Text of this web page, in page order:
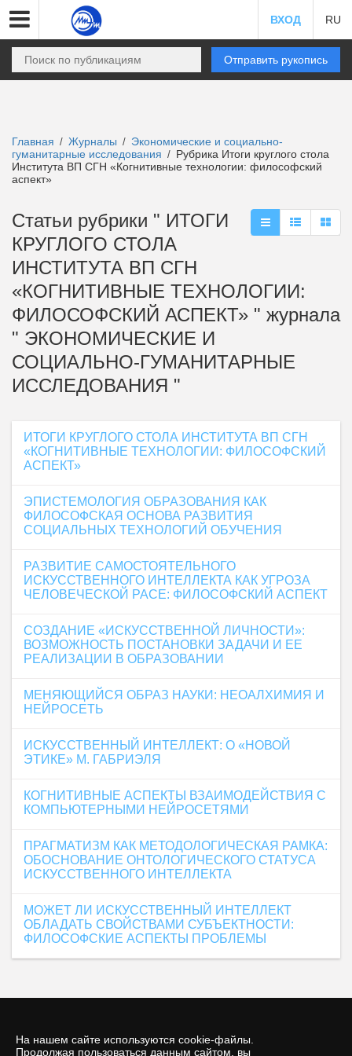
На нашем сайте используются cookie-файлы.
Продолжая пользоваться данным сайтом, вы
ВХОД RU
Отправить рукопись
Главная / Журналы / Экономические и социально-
гуманитарные исследования / Рубрика Итоги круглого стола
Института ВП СГН «Когнитивные технологии: философский
аспект»
Статьи рубрики " ИТОГИ
КРУГЛОГО СТОЛА
ИНСТИТУТА ВП СГН
«КОГНИТИВНЫЕ ТЕХНОЛОГИИ:
ФИЛОСОФСКИЙ АСПЕКТ» " журнала
" ЭКОНОМИЧЕСКИЕ И
СОЦИАЛЬНО-ГУМАНИТАРНЫЕ
ИССЛЕДОВАНИЯ "
ИТОГИ КРУГЛОГО СТОЛА ИНСТИТУТА ВП СГН
«КОГНИТИВНЫЕ ТЕХНОЛОГИИ: ФИЛОСОФСКИЙ
АСПЕКТ»
ЭПИСТЕМОЛОГИЯ ОБРАЗОВАНИЯ КАК
ФИЛОСОФСКАЯ ОСНОВА РАЗВИТИЯ
СОЦИАЛЬНЫХ ТЕХНОЛОГИЙ ОБУЧЕНИЯ
РАЗВИТИЕ САМОСТОЯТЕЛЬНОГО
ИСКУССТВЕННОГО ИНТЕЛЛЕКТА КАК УГРОЗА
ЧЕЛОВЕЧЕСКОЙ РАСЕ: ФИЛОСОФСКИЙ АСПЕКТ
СОЗДАНИЕ «ИСКУССТВЕННОЙ ЛИЧНОСТИ»:
ВОЗМОЖНОСТЬ ПОСТАНОВКИ ЗАДАЧИ И ЕЕ
РЕАЛИЗАЦИИ В ОБРАЗОВАНИИ
МЕНЯЮЩИЙСЯ ОБРАЗ НАУКИ: НЕОАЛХИМИЯ И
НЕЙРОСЕТЬ
ИСКУССТВЕННЫЙ ИНТЕЛЛЕКТ: О «НОВОЙ
ЭТИКЕ» М. ГАБРИЭЛЯ
КОГНИТИВНЫЕ АСПЕКТЫ ВЗАИМОДЕЙСТВИЯ С
КОМПЬЮТЕРНЫМИ НЕЙРОСЕТЯМИ
ПРАГМАТИЗМ КАК МЕТОДОЛОГИЧЕСКАЯ РАМКА:
ОБОСНОВАНИЕ ОНТОЛОГИЧЕСКОГО СТАТУСА
ИСКУССТВЕННОГО ИНТЕЛЛЕКТА
МОЖЕТ ЛИ ИСКУССТВЕННЫЙ ИНТЕЛЛЕКТ
ОБЛАДАТЬ СВОЙСТВАМИ СУБЪЕКТНОСТИ:
ФИЛОСОФСКИЕ АСПЕКТЫ ПРОБЛЕМЫ